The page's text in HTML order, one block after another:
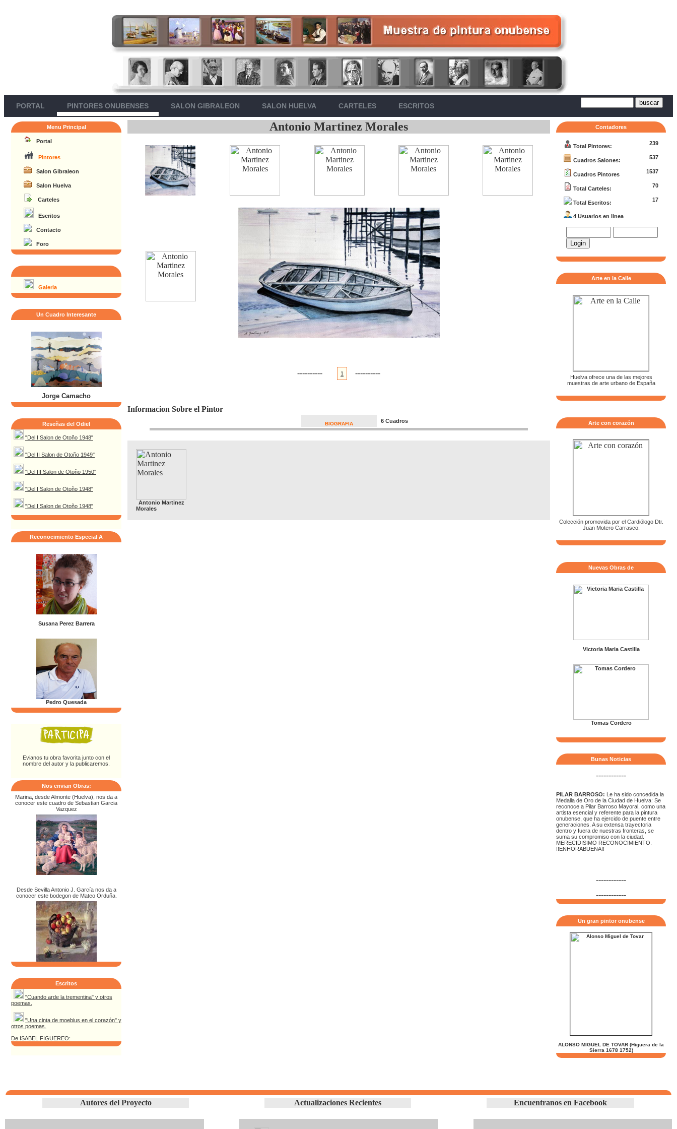
PORTAL PINTORES ONUBENSES SALON GIBRALEON SALON HUELVA CARTELES ESCRITOS
Menu Principal
Portal
Pintores
Salon Gibraleon
Salon Huelva
Carteles
Escritos
Contacto
Foro
Galeria
Un Cuadro Interesante
Jorge Camacho
Reseñas del Odiel
"Del I Salon de Otoño 1948"
"Del II Salon de Otoño 1949"
"Del III Salon de Otoño 1950"
"Del I Salon de Otoño 1948"
"Del I Salon de Otoño 1948"
Reconocimiento Especial A
Susana Perez Barrera
Pedro Quesada
Evianos tu obra favorita junto con el
nombre del autor y la publicaremos.
Nos envian Obras:
Marina, desde Almonte (Huelva), nos da a
conocer este cuadro de Sebastian Garcia
Vazquez
Desde Sevilla Antonio J. García nos da a
conocer este bodegon de Mateo Orduña.
Escritos
"Cuando arde la trementina" y otros
poemas.
"Una cinta de moebius en el corazón" y
otros poemas.
De ISABEL FIGUEREO:
Antonio Martinez Morales
---------- 1 ----------
Informacion Sobre el Pintor
BIOGRAFIA 6 Cuadros
Antonio Martinez
Morales
Contadores
Total Pintores: 239
Cuadros Salones: 537
Cuadros Pintores 1537
Total Carteles: 70
Total Escritos: 17
4 Usuarios en linea
Arte en la Calle
Huelva ofrece una de las mejores
muestras de arte urbano de España
Arte con corazón
Colección promovida por el Cardiólogo Dtr.
Juan Motero Carrasco.
Nuevas Obras de
Victoria Maria Castilla
Tomas Cordero
Bunas Noticias
------------
PILAR BARROSO: Le ha sido concedida la
Medalla de Oro de la Ciudad de Huelva: Se
reconoce a Pilar Barroso Mayoral, como una
artista esencial y referente para la pintura
onubense, que ha ejercido de puente entre
generaciones. A su extensa trayectoria
dentro y fuera de nuestras fronteras, se
suma su compromiso con la ciudad.
MERECIDISIMO RECONOCIMIENTO.
!!ENHORABUENA!!
------------
------------
Un gran pintor onubense
ALONSO MIGUEL DE TOVAR (Higuera de la
Sierra 1678 1752)
Autores del Proyecto Actualizaciones Recientes Encuentranos en Facebook